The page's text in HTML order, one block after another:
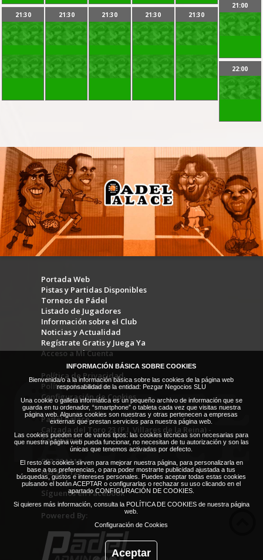
21:30 21:30 21:30 21:30 21:30
21:00
22:00
Portada Web
Pistas y Partidas Disponibles
Torneos de Pádel
Listado de Jugadores
Información sobre el Club
Noticias y Actualidad
Regístrate Gratis y Juega Ya
Acceso a Mi Cuenta
Política de Privacidad
Política de Cookies
Configuración de Cookies
Padel Palace
Calzada del Toro 23 (P.I. Villares de la Reina) -
Salamanca
923 204 118
603 531 123
Síguenos en Facebook
Powered By:
INFORMACIÓN BÁSICA SOBRE COOKIES
Bienvenida/o a la información básica sobre las cookies de la página web
responsabilidad de la entidad: Pezgar Negocios SLU
Una cookie o galleta informática es un pequeño archivo de información que se
guarda en tu ordenador, “smartphone” o tableta cada vez que visitas nuestra
página web. Algunas cookies son nuestras y otras pertenecen a empresas
externas que prestan servicios para nuestra página web.
Las cookies pueden ser de varios tipos: las cookies técnicas son necesarias para
que nuestra página web pueda funcionar, no necesitan de tu autorización y son las
únicas que tenemos activadas por defecto.
El resto de cookies sirven para mejorar nuestra página, para personalizarla en
base a tus preferencias, o para poder mostrarte publicidad ajustada a tus
búsquedas, gustos e intereses personales. Puedes aceptar todas estas cookies
pulsando el botón ACEPTAR o configurarlas o rechazar su uso clicando en el
apartadoCONFIGURACIÓN DE COOKIES
Si quieres más información, consulta la POLÍTICA DE COOKIESde nuestra página
web.
Configuración de Cookies
Aceptar